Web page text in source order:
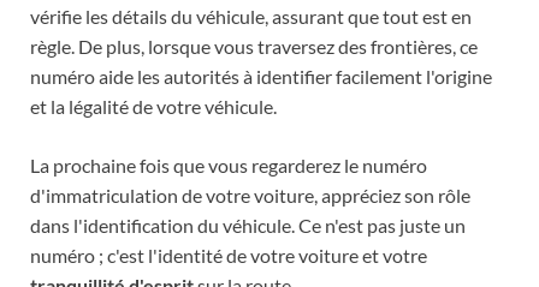
vérifie les détails du véhicule, assurant que tout est en
règle. De plus, lorsque vous traversez des frontières, ce
numéro aide les autorités à identifier facilement l'origine
et la légalité de votre véhicule.
La prochaine fois que vous regarderez le numéro
d'immatriculation de votre voiture, appréciez son rôle
dans l'identification du véhicule. Ce n'est pas juste un
numéro ; c'est l'identité de votre voiture et votre